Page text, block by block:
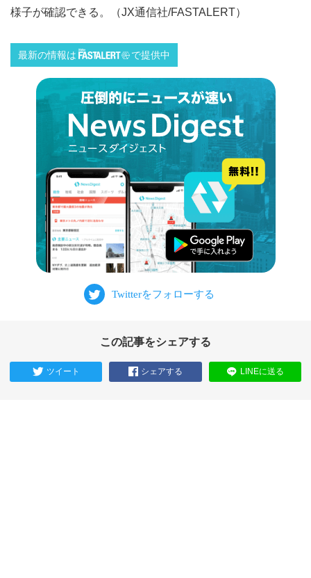
様子が確認できる。（JX通信社/FASTALERT）
最新の情報は で提供中
この記事をシェアする
ツイート シェアする LINEに送る